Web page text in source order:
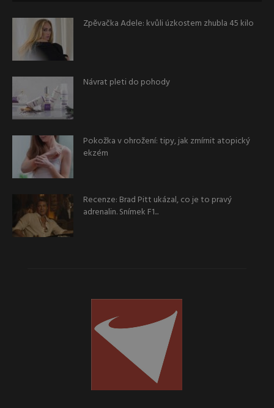
Zpěvačka Adele: kvůli úzkostem zhubla 45 kilo
Návrat pleti do pohody
Pokožka v ohrožení: tipy, jak zmírnit atopický
ekzém
Recenze: Brad Pitt ukázal, co je to pravý
adrenalin. Snímek F1...